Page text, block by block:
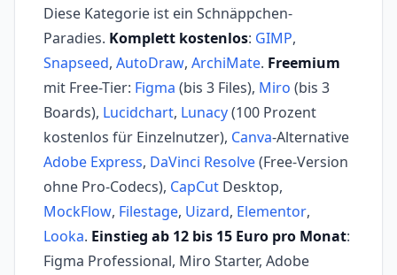
Diese Kategorie ist ein Schnäppchen-
Paradies. Komplett kostenlos: GIMP,
Snapseed, AutoDraw, ArchiMate. Freemium
mit Free-Tier: Figma (bis 3 Files), Miro (bis 3
Boards), Lucidchart, Lunacy(100 Prozent
kostenlos für Einzelnutzer), Canva-Alternative
Adobe Express, DaVinci Resolve(Free-Version
ohne Pro-Codecs), CapCut Desktop,
MockFlow, Filestage, Uizard, Elementor,
Looka. Einstieg ab 12 bis 15 Euro pro Monat:
Figma Professional, Miro Starter, Adobe